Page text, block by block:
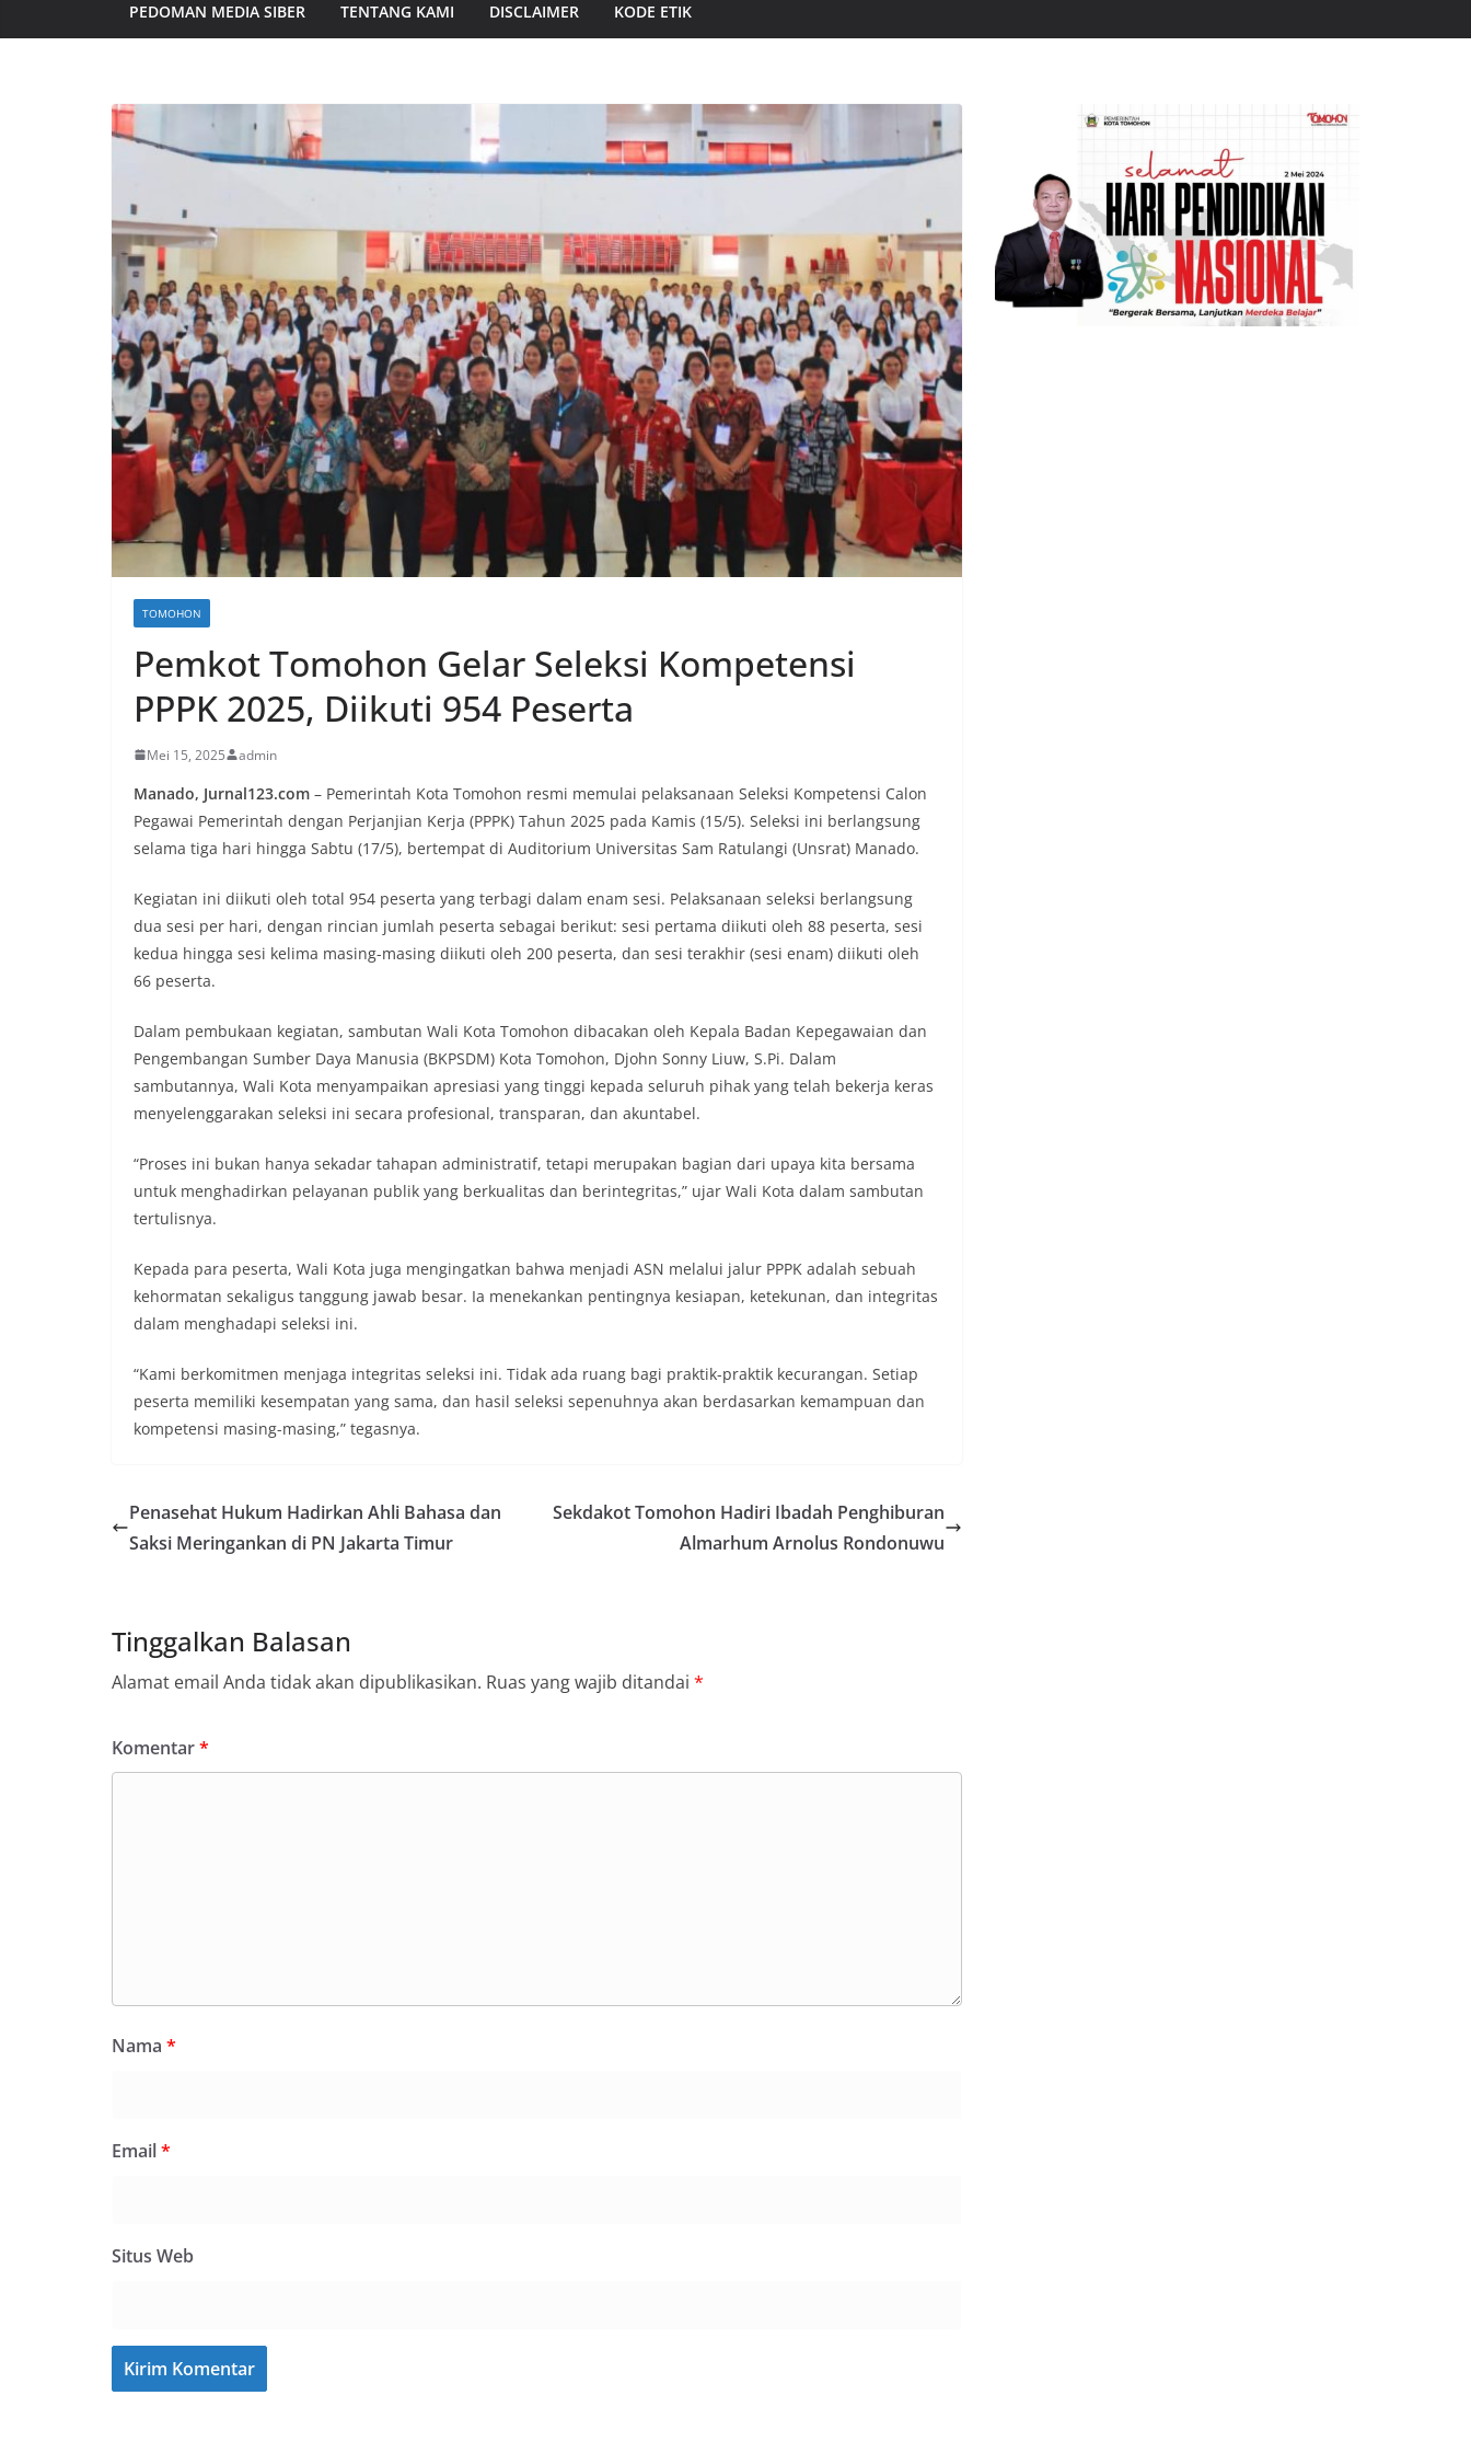
PEDOMAN MEDIA SIBER TENTANG KAMI DISCLAIMER KODE ETIK
TOMOHON
Pemkot Tomohon Gelar Seleksi Kompetensi
PPPK 2025, Diikuti 954 Peserta
Mei 15, 2025 admin
Manado, Jurnal123.com – Pemerintah Kota Tomohon resmi memulai pelaksanaan Seleksi Kompetensi Calon
Pegawai Pemerintah dengan Perjanjian Kerja (PPPK) Tahun 2025 pada Kamis (15/5). Seleksi ini berlangsung
selama tiga hari hingga Sabtu (17/5), bertempat di Auditorium Universitas Sam Ratulangi (Unsrat) Manado.
Kegiatan ini diikuti oleh total 954 peserta yang terbagi dalam enam sesi. Pelaksanaan seleksi berlangsung
dua sesi per hari, dengan rincian jumlah peserta sebagai berikut: sesi pertama diikuti oleh 88 peserta, sesi
kedua hingga sesi kelima masing-masing diikuti oleh 200 peserta, dan sesi terakhir (sesi enam) diikuti oleh
66 peserta.
Dalam pembukaan kegiatan, sambutan Wali Kota Tomohon dibacakan oleh Kepala Badan Kepegawaian dan
Pengembangan Sumber Daya Manusia (BKPSDM) Kota Tomohon, Djohn Sonny Liuw, S.Pi. Dalam
sambutannya, Wali Kota menyampaikan apresiasi yang tinggi kepada seluruh pihak yang telah bekerja keras
menyelenggarakan seleksi ini secara profesional, transparan, dan akuntabel.
“Proses ini bukan hanya sekadar tahapan administratif, tetapi merupakan bagian dari upaya kita bersama
untuk menghadirkan pelayanan publik yang berkualitas dan berintegritas,” ujar Wali Kota dalam sambutan
tertulisnya.
Kepada para peserta, Wali Kota juga mengingatkan bahwa menjadi ASN melalui jalur PPPK adalah sebuah
kehormatan sekaligus tanggung jawab besar. Ia menekankan pentingnya kesiapan, ketekunan, dan integritas
dalam menghadapi seleksi ini.
“Kami berkomitmen menjaga integritas seleksi ini. Tidak ada ruang bagi praktik-praktik kecurangan. Setiap
peserta memiliki kesempatan yang sama, dan hasil seleksi sepenuhnya akan berdasarkan kemampuan dan
kompetensi masing-masing,” tegasnya.
Penasehat Hukum Hadirkan Ahli Bahasa dan
Saksi Meringankan di PN Jakarta Timur
Sekdakot Tomohon Hadiri Ibadah Penghiburan
Almarhum Arnolus Rondonuwu
Tinggalkan Balasan
Alamat email Anda tidak akan dipublikasikan. Ruas yang wajib ditandai *
Komentar*
Nama *
Email*
Situs Web